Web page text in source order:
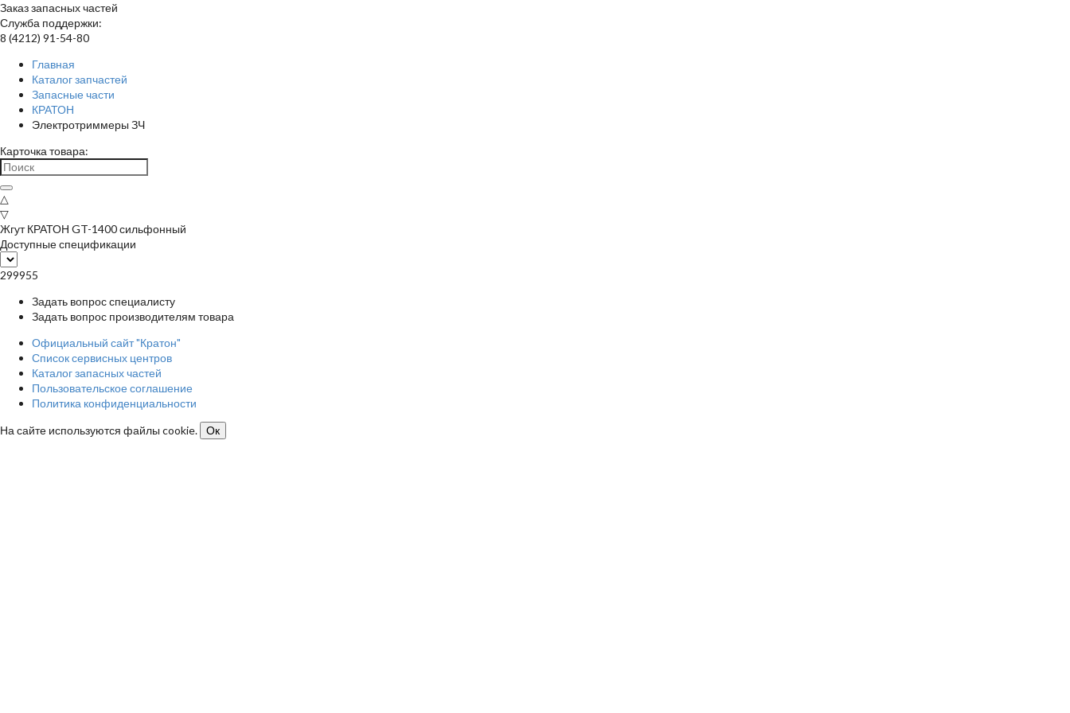
Заказ запасных частей
Служба поддержки:
8 (4212) 91-54-80
Главная
Каталог запчастей
Запасные части
КРАТОН
Электротриммеры ЗЧ
Карточка товара:
△
▽
Жгут КРАТОН GT-1400 сильфонный
Доступные спецификации
299955
Задать вопрос специалисту
Задать вопрос производителям товара
Официальный сайт "Кратон"
Список сервисных центров
Каталог запасных частей
Пользовательское соглашение
Политика конфиденциальности
На сайте используются файлы cookie.
Ок